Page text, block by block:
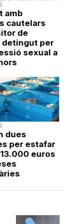
amb
cautelars
de
detingut per
sexual a
dues
per estafar
euros